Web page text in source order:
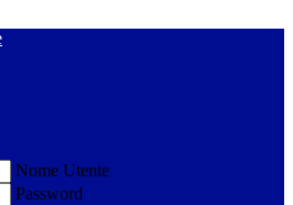
Nome Utente
Password